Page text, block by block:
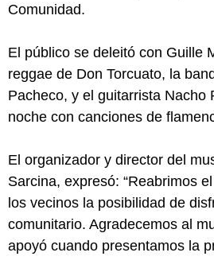
Comunidad.
El público se deleitó con Guille
reggae de Don Torcuato, la
Pacheco, y el guitarrista Nacho
noche con canciones de
El organizador y director del
Sarcina, expresó: “Reabrimos
los vecinos la posibilidad de
comunitario. Agradecemos al
apoyó cuando presentamos la